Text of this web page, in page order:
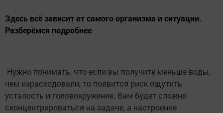
Здесь всё зависит от самого организма и ситуации.
Разберёмся подробнее
Нужно понимать, что если вы получите меньше воды,
чем израсходовали, то появится риск ощутить
усталость и головокружение. Вам будет сложно
сконцентрироваться на задаче, а настроение